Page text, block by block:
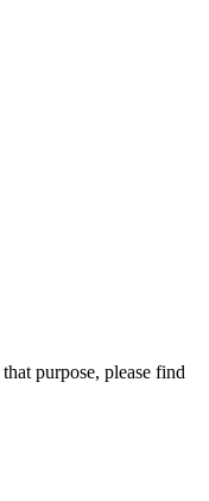
purpose, please find